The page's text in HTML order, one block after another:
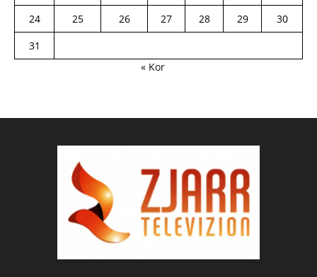
24
25 26 27 28 29
30
31
« Kor